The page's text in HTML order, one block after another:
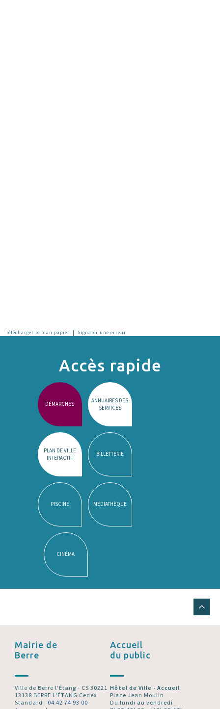
Télécharger le plan papier | Signaler une erreur
Accès rapide
DÉMARCHES
ANNUAIRES DES
SERVICES
PLAN DE VILLE
INTERACTIF
BILLETTERIE
PISCINE MÉDIATHÈQUE
CINÉMA
Mairie de
Berre
Ville de Berre l’Étang - CS 30221
13138 BERRE L'ÉTANG Cedex
Standard : 04 42 74 93 00
Accueil
du public
Hôtel de Ville - Accueil
Place Jean Moulin
Du lundi au vendredi